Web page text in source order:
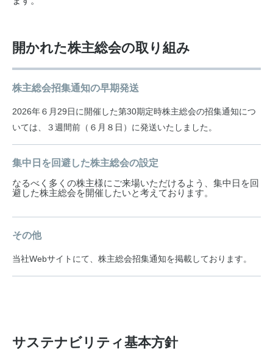
開かれた株主総会の取り組み
株主総会招集通知の早期発送
2026年６月29日に開催した第30期定時株主総会の招集通知につ
いては、３週間前（６月８日）に発送いたしました。
集中日を回避した株主総会の設定
なるべく多くの株主様にご来場いただけるよう、集中日を回
避した株主総会を開催したいと考えております。
その他
当社Webサイトにて、株主総会招集通知を掲載しております。
サステナビリティ基本方針